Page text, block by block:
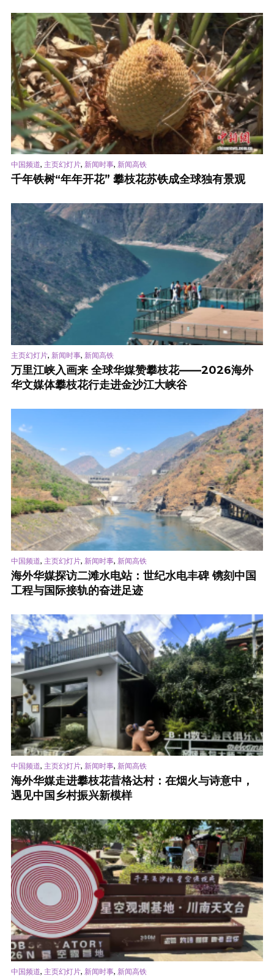
中国频道, 主页幻灯片, 新闻时事, 新闻高铁
千年铁树“年年开花” 攀枝花苏铁成全球独有景观
主页幻灯片, 新闻时事, 新闻高铁
万里江峡入画来 全球华媒赞攀枝花——2026海外
华文媒体攀枝花行走进金沙江大峡谷
中国频道, 主页幻灯片, 新闻时事, 新闻高铁
海外华媒探访二滩水电站：世纪水电丰碑 镌刻中国
工程与国际接轨的奋进足迹
中国频道, 主页幻灯片, 新闻时事, 新闻高铁
海外华媒走进攀枝花昔格达村：在烟火与诗意中，
遇见中国乡村振兴新模样
中国频道, 主页幻灯片, 新闻时事, 新闻高铁